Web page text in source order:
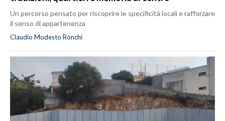
Un percorso pensato per riscoprire le specificità locali e rafforzare
il senso di appartenenza
Claudio Modesto Ronchi